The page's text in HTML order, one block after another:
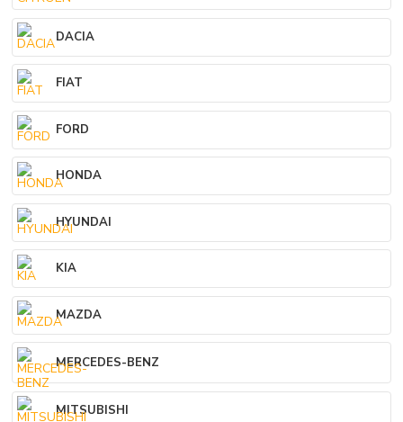
DACIA
FIAT
FORD
HONDA
HYUNDAI
KIA
MAZDA
MERCEDES-BENZ
MITSUBISHI